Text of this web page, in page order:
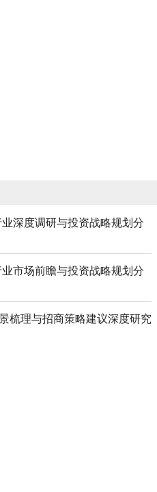
业深度调研与投资战略规划分
业市场前瞻与投资战略规划分
梳理与招商策略建议深度研究